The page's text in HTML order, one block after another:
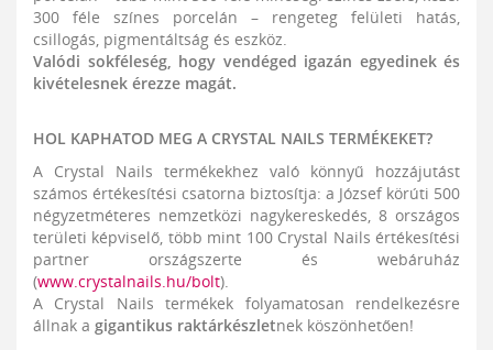
300 féle színes porcelán – rengeteg felületi hatás,
csillogás, pigmentáltság és eszköz.
Valódi sokféleség, hogy vendéged igazán egyedinek és
kivételesnek érezze magát.
HOL KAPHATOD MEG A CRYSTAL NAILS TERMÉKEKET?
A Crystal Nails termékekhez való könnyű hozzájutást
számos értékesítési csatorna biztosítja: a József körúti 500
négyzetméteres nemzetközi nagykereskedés, 8 országos
területi képviselő, több mint 100 Crystal Nails értékesítési
partner országszerte és webáruház
(www.crystalnails.hu/bolt).
A Crystal Nails termékek folyamatosan rendelkezésre
állnak a gigantikus raktárkészletnek köszönhetően!